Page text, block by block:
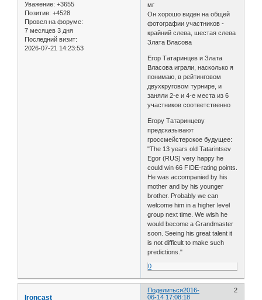
Уважение: +3655
Позитив: +4528
Провел на форуме:
7 месяцев 3 дня
Последний визит:
2026-07-21 14:23:53
мг
Он хорошо виден на общей
фотографии участников -
крайний слева, шестая слева
Злата Власова
Егор Татаринцев и Злата
Власова играли, насколько я
понимаю, в рейтинговом
двухкруговом турнире, и
заняли 2-е и 4-е места из 6
участников соответственно
Егору Татаринцеву
предсказывают
гроссмейстерское будущее:
"The 13 years old Tatarintsev
Egor (RUS) very happy he
could win 66 FIDE-rating points.
He was accompanied by his
mother and by his younger
brother. Probably we can
welcome him in a higher level
group next time. We wish he
would become a Grandmaster
soon. Seeing his great talent it
is not difficult to make such
predictions."
0
Поделиться 2
2016-
06-14 17:08:18
Ironcast